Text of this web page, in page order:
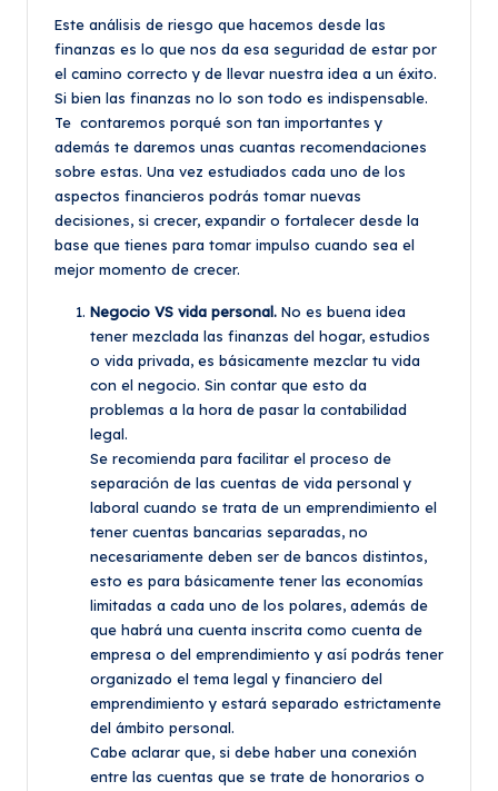
Este análisis de riesgo que hacemos desde las
finanzas es lo que nos da esa seguridad de estar por
el camino correcto y de llevar nuestra idea a un éxito.
Si bien las finanzas no lo son todo es indispensable.
Te contaremos porqué son tan importantes y
además te daremos unas cuantas recomendaciones
sobre estas. Una vez estudiados cada uno de los
aspectos financieros podrás tomar nuevas
decisiones, si crecer, expandir o fortalecer desde la
base que tienes para tomar impulso cuando sea el
mejor momento de crecer.
Negocio VS vida personal. No es buena idea
tener mezclada las finanzas del hogar, estudios
o vida privada, es básicamente mezclar tu vida
con el negocio. Sin contar que esto da
problemas a la hora de pasar la contabilidad
legal.
Se recomienda para facilitar el proceso de
separación de las cuentas de vida personal y
laboral cuando se trata de un emprendimiento el
tener cuentas bancarias separadas, no
necesariamente deben ser de bancos distintos,
esto es para básicamente tener las economías
limitadas a cada uno de los polares, además de
que habrá una cuenta inscrita como cuenta de
empresa o del emprendimiento y así podrás tener
organizado el tema legal y financiero del
emprendimiento y estará separado estrictamente
del ámbito personal.
Cabe aclarar que, si debe haber una conexión
entre las cuentas que se trate de honorarios o